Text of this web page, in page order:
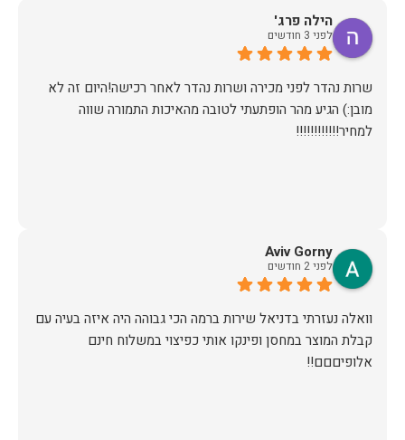
הילה פרג'
לפני 3 חודשים
שרות נהדר לפני מכירה ושרות נהדר לאחר רכישה!היום זה לא
מובן:) הגיע מהר הופתעתי לטובה מהאיכות התמורה שווה
למחיר!!!!!!!!!!!!
Aviv Gorny
לפני 2 חודשים
וואלה נעזרתי בדניאל שירות ברמה הכי גבוהה היה איזה בעיה עם
קבלת המוצר במחסן ופינקו אותי כפיצוי במשלוח חינם
אלופיםםם!!